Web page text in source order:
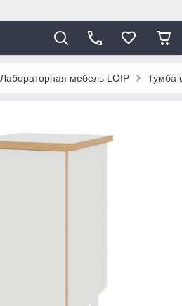
Лабораторная мебель LOIP Тумба